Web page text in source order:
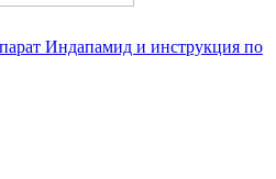
Индапамид и инструкция по